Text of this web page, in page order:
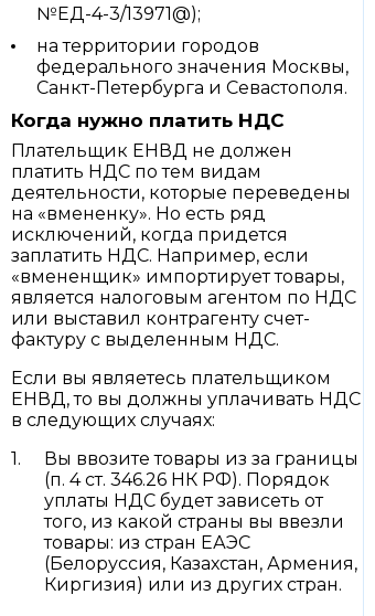
№ЕД-4-3/13971@);
на территории городов
федерального значения Москвы,
Санкт-Петербурга и Севастополя.
Когда нужно платить НДС
Плательщик ЕНВД не должен
платить НДС по тем видам
деятельности, которые переведены
на «вмененку». Но есть ряд
исключений, когда придется
заплатить НДС. Например, если
«вмененщик» импортирует товары,
является налоговым агентом по НДС
или выставил контрагенту счет-
фактуру с выделенным НДС.
Если вы являетесь плательщиком
ЕНВД, то вы должны уплачивать НДС
в следующих случаях:
Вы ввозите товары из за границы
(п. 4 ст. 346.26 НК РФ). Порядок
уплаты НДС будет зависеть от
того, из какой страны вы ввезли
товары: из стран ЕАЭС
(Белоруссия, Казахстан, Армения,
Киргизия) или из других стран.